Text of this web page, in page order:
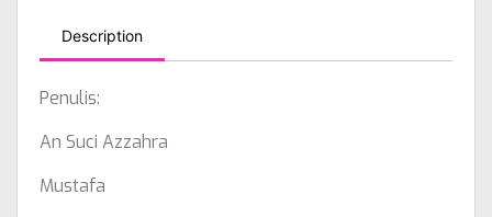
Description
Penulis:
An Suci Azzahra
Mustafa